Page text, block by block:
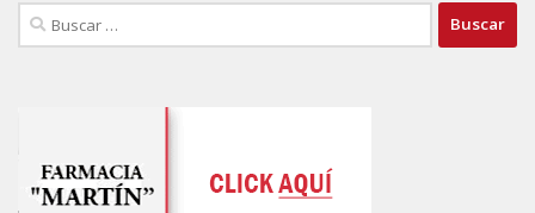
Buscar: